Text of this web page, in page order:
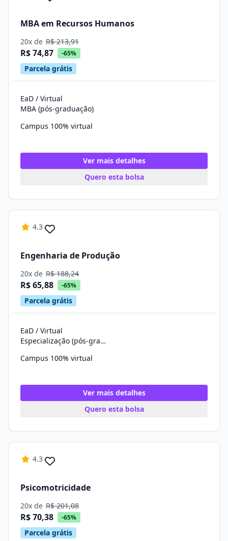
MBA em Recursos Humanos
20x de R$ 213,91
R$ 74,87 -65%
Parcela grátis
EaD / Virtual
MBA (pós-graduação)
Campus 100% virtual
Ver mais detalhes
Quero esta bolsa
4.3
Engenharia de Produção
20x de R$ 188,24
R$ 65,88 -65%
Parcela grátis
EaD / Virtual
Especialização (pós-graduação)
Campus 100% virtual
Ver mais detalhes
Quero esta bolsa
4.3
Psicomotricidade
20x de R$ 201,08
R$ 70,38 -65%
Parcela grátis